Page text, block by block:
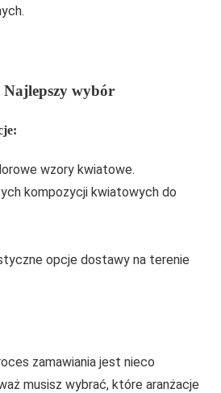
Najlepszy wybór
wzory kwiatowe.
kompozycji kwiatowych do
opcje dostawy na terenie
zamawiania jest nieco
musisz wybrać, które aranżacje